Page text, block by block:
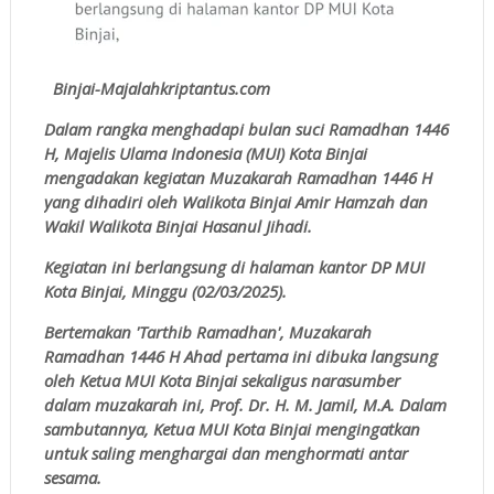
Binjai-Majalahkriptantus.com
Dalam rangka menghadapi bulan suci Ramadhan 1446
H, Majelis Ulama Indonesia (MUI) Kota Binjai
mengadakan kegiatan Muzakarah Ramadhan 1446 H
yang dihadiri oleh Walikota Binjai Amir Hamzah dan
Wakil Walikota Binjai Hasanul Jihadi.
Kegiatan ini berlangsung di halaman kantor DP MUI
Kota Binjai, Minggu (02/03/2025).
Bertemakan 'Tarthib Ramadhan', Muzakarah
Ramadhan 1446 H Ahad pertama ini dibuka langsung
oleh Ketua MUI Kota Binjai sekaligus narasumber
dalam muzakarah ini, Prof. Dr. H. M. Jamil, M.A. Dalam
sambutannya, Ketua MUI Kota Binjai mengingatkan
untuk saling menghargai dan menghormati antar
sesama.